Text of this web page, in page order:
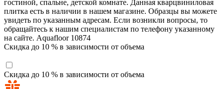
гостиной, спальне, детской комнате. Данная кварцвиниловая
плитка есть в наличии в нашем магазине. Образцы вы можете
увидеть по указанным адресам. Если возникли вопросы, то
обращайтесь к нашим специалистам по телефону указанному
на сайте. Aquafloor 10874
Скидка до 10 % в зависимости от объема
Скидка до 10 % в зависимости от объема